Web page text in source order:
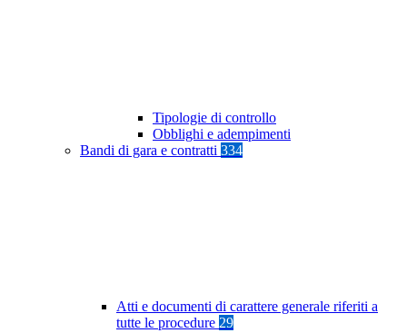
Tipologie di controllo
Obblighi e adempimenti
Bandi di gara e contratti 334
Atti e documenti di carattere generale riferiti a
tutte le procedure 29